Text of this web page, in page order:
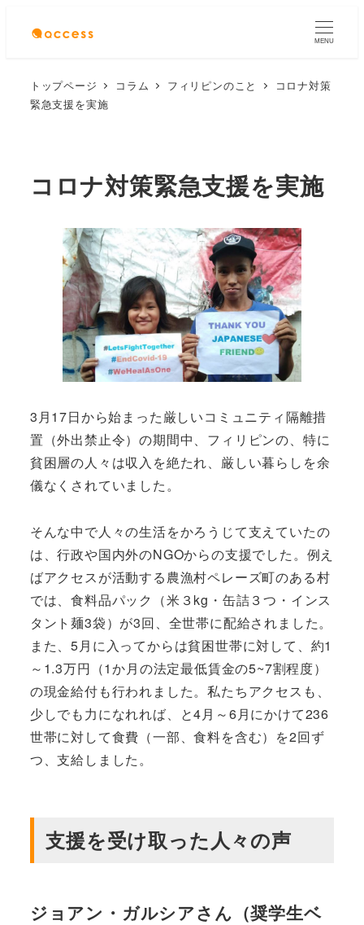
MENU
トップページ コラム フィリピンのこと
コロナ対策
緊急支援を実施
コロナ対策緊急支援を実施
3月17日から始まった厳しいコミュニティ隔離措
置（外出禁止令）の期間中、フィリピンの、特に
貧困層の人々は収入を絶たれ、厳しい暮らしを余
儀なくされていました。
そんな中で人々の生活をかろうじて支えていたの
は、行政や国内外のNGOからの支援でした。例え
ばアクセスが活動する農漁村ペレーズ町のある村
では、食料品パック（米３kg・缶詰３つ・インス
タント麺3袋）が3回、全世帯に配給されました。
また、5月に入ってからは貧困世帯に対して、約1
～1.3万円（1か月の法定最低賃金の5~7割程度）
の現金給付も行われました。私たちアクセスも、
少しでも力になれれば、と4月～6月にかけて236
世帯に対して食費（一部、食料を含む）を2回ず
つ、支給しました。
支援を受け取った人々の声
ジョアン・ガルシアさん（奨学生ベ